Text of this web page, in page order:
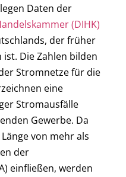
Daten der
(DIHK)
der früher
Die Zahlen bilden
Stromnetze für die
eine
Stromausfälle
Gewerbe. Da
von mehr als
der
einfließen, werden